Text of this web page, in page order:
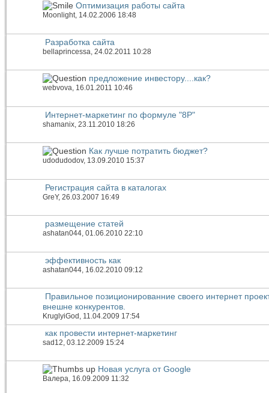
Оптимизация работы сайта
Moonlight, 14.02.2006 18:48
Разработка сайта
bellaprincessa , 24.02.2011 10:28
предложение инвестору....как?
webvova, 16.01.2011 10:46
Интернет-маркетинг по формуле "8P"
shamanix , 23.11.2010 18:26
Как лучше потратить бюджет?
udodudodov, 13.09.2010 15:37
Регистрация сайта в каталогах
GreY, 26.03.2007 16:49
размещение статей
ashatan044, 01.06.2010 22:10
эффективность как
ashatan044 , 16.02.2010 09:12
Правильное позиционированние своего интернет
внешне конкурентов.
KruglyiGod , 11.04.2009 17:54
как провести интернет-маркетинг
sad12 , 03.12.2009 15:24
Новая услуга от Google
Валера, 16.09.2009 11:32